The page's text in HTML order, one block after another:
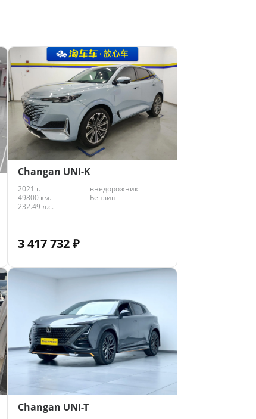
Changan UNI-K
2021 г.
внедорожник
49800 км.
Бензин
232.49 л.с.
3 417 732₽
Changan UNI-T